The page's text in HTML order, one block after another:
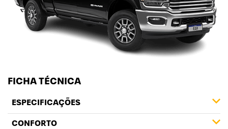
FICHA TÉCNICA
ESPECIFICAÇÕES
CONFORTO